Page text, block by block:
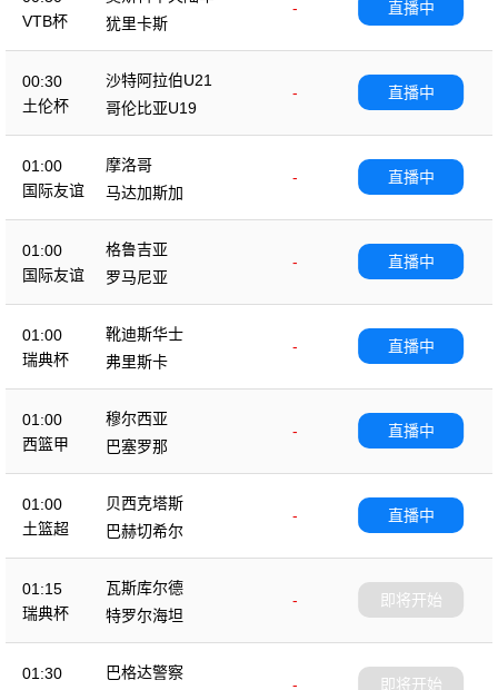
VTB杯
-
犹里卡斯
直播中
00:30
土伦杯
沙特阿拉伯U21
-
哥伦比亚U19
直播中
01:00
国际友谊
摩洛哥
-
马达加斯加
直播中
01:00
国际友谊
格鲁吉亚
-
罗马尼亚
直播中
01:00
瑞典杯
靴迪斯华士
-
弗里斯卡
直播中
01:00
西篮甲
穆尔西亚
-
巴塞罗那
直播中
01:00
土篮超
贝西克塔斯
-
巴赫切希尔
直播中
01:15
瑞典杯
瓦斯库尔德
-
特罗尔海坦
即将开始
01:30
巴格达警察
- 即将开始